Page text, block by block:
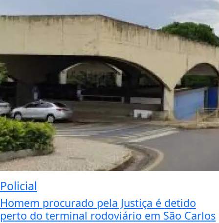
Policial
Homem procurado pela Justiça é detido
perto do terminal rodoviário em São Carlos